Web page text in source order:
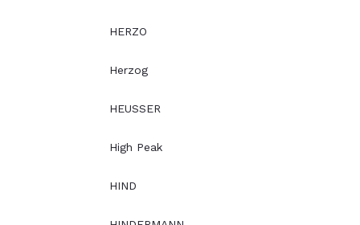
HERZO
Herzog
HEUSSER
High Peak
HIND